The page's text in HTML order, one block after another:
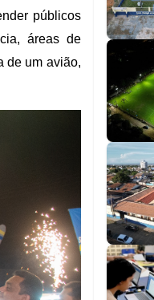
públicos
áreas de
de um avião,